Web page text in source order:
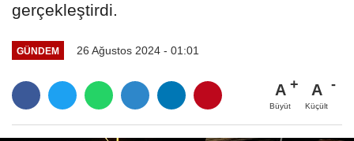
gerçekleştirdi.
GÜNDEM 26 Ağustos 2024 - 01:01
A
Büyüt
A
Küçült